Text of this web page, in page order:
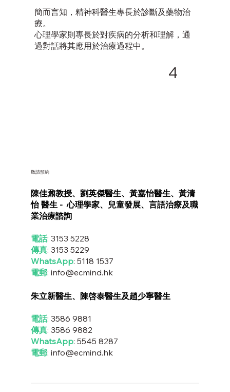
簡而言知，精神科醫生專長於診斷及藥物治
療。
心理學家則專長於對疾病的分析和理解，通
過對話將其應用於治療過程中。
4
敬請預約
陳佳鼐教授、劉英傑醫生、黃嘉怡醫生、黃清
怡 醫生 - 心理學家、兒童發展、言語治療及職
業治療諮詢
電話: 3153 5228
傳真: 3153 5229
WhatsApp: 5118 1537
電郵: info@ecmind.hk
朱立新醫生、陳啓泰醫生及趙少寧醫生
電話: 3586 9881
傳真: 3586 9882
WhatsApp: 5545 8287
電郵: info@ecmind.hk